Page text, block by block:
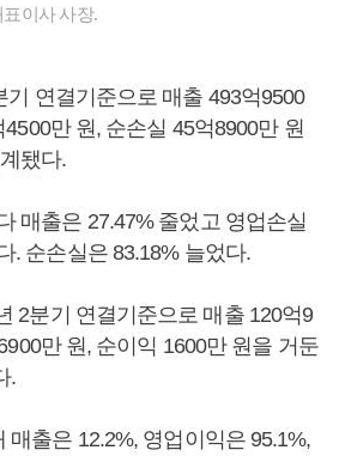
이사 사장.
기 연결기준으로 매출 493억9500
만 원, 순손실 45억8900만 원
됐다.
매출은 27.47% 줄었고 영업손실
. 순손실은 83.18% 늘었다.
2분기 연결기준으로 매출 120억9
만 원, 순이익 1600만 원을 거둔
.
매출은 12.2%, 영업이익은 95.1%,